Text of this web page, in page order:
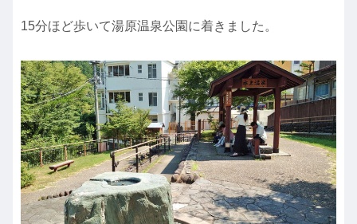
15分ほど歩いて湯原温泉公園に着きました。